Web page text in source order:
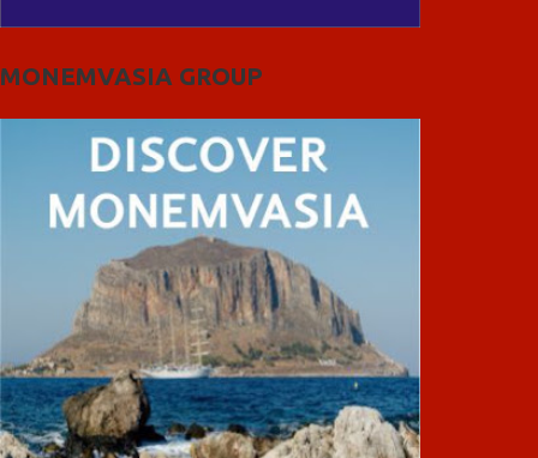
MONEMVASIA GROUP